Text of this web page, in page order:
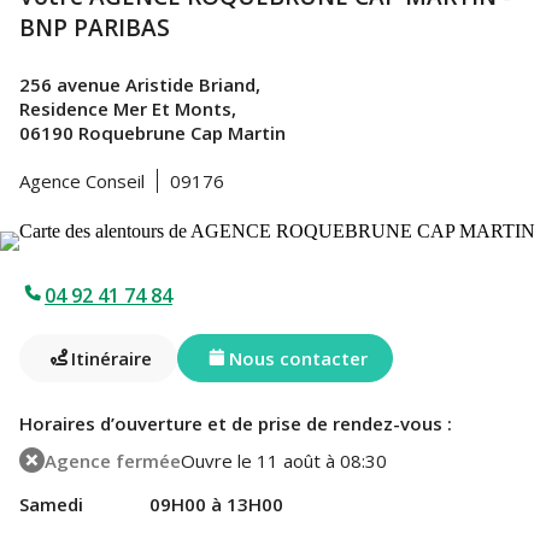
BNP PARIBAS
256 avenue Aristide Briand,
Residence Mer Et Monts,
06190 Roquebrune Cap Martin
Agence Conseil
09176
04 92 41 74 84
Itinéraire Nous contacter
Horaires d’ouverture et de prise de rendez-vous :
Agence ferméeOuvre le 11 août à 08:30
Samedi
09H00 à 13H00